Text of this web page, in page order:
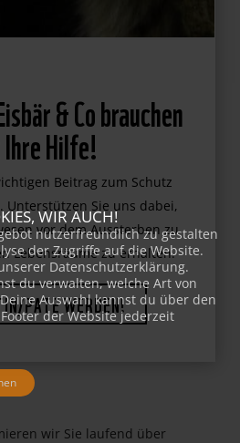
& Co brauchen
Hilfe!
Beitrag zum Schutz
Sie uns dabei,
vor dem Aussterben zu
Lebensräume zu erhalten.
PATE WERDEN!
wir Sie laufend über
WIR AUCH!
nutzerfreundlich zu gestalten
der Zugriffe auf die Website.
Datenschutzerklärung.
du verwalten, welche Art von
Auswahl kannst du über den
der Website jederzeit